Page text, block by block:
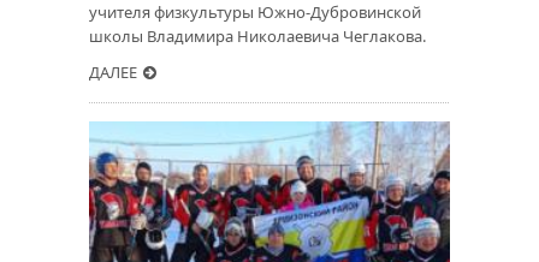
учителя физкультуры Южно-Дубровинской
школы Владимира Николаевича Чеглакова.
ДАЛЕЕ